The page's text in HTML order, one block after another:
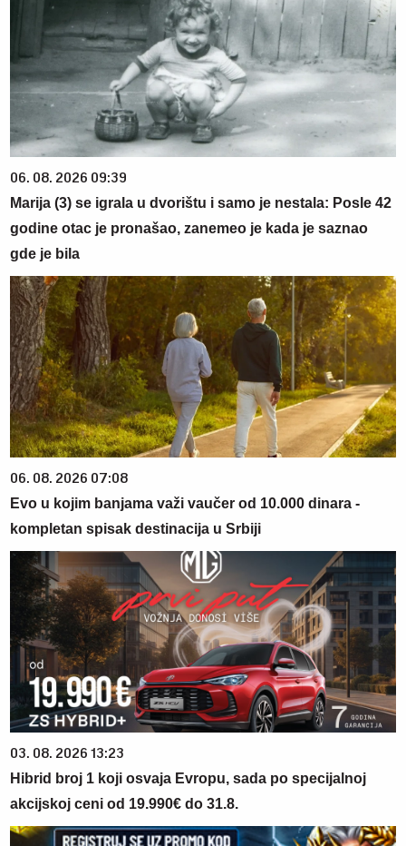
06. 08. 2026 09:39
Marija (3) se igrala u dvorištu i samo je nestala: Posle 42
godine otac je pronašao, zanemeo je kada je saznao
gde je bila
06. 08. 2026 07:08
Evo u kojim banjama važi vaučer od 10.000 dinara -
kompletan spisak destinacija u Srbiji
03. 08. 2026 13:23
Hibrid broj 1 koji osvaja Evropu, sada po specijalnoj
akcijskoj ceni od 19.990€ do 31.8.